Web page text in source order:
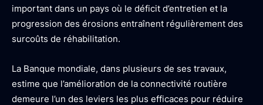
important dans un pays où le déficit d’entretien et la
progression des érosions entraînent régulièrement des
surcoûts de réhabilitation.
La Banque mondiale, dans plusieurs de ses travaux,
estime que l’amélioration de la connectivité routière
demeure l’un des leviers les plus efficaces pour réduire